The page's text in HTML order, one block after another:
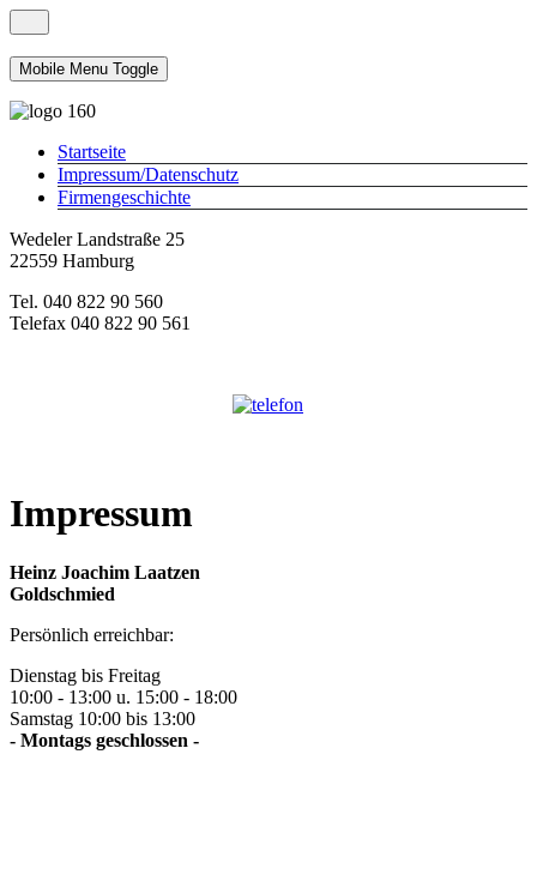
Mobile Menu Toggle
Startseite
Impressum/Datenschutz
Firmengeschichte
Wedeler Landstraße 25
22559 Hamburg
Tel. 040 822 90 560
Telefax 040 822 90 561
Impressum
Heinz Joachim Laatzen
Goldschmied
Persönlich erreichbar:
Dienstag bis Freitag
10:00 - 13:00 u. 15:00 - 18:00
Samstag 10:00 bis 13:00
- Montags geschlossen -